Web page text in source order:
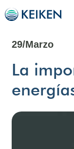
29/Marzo
La